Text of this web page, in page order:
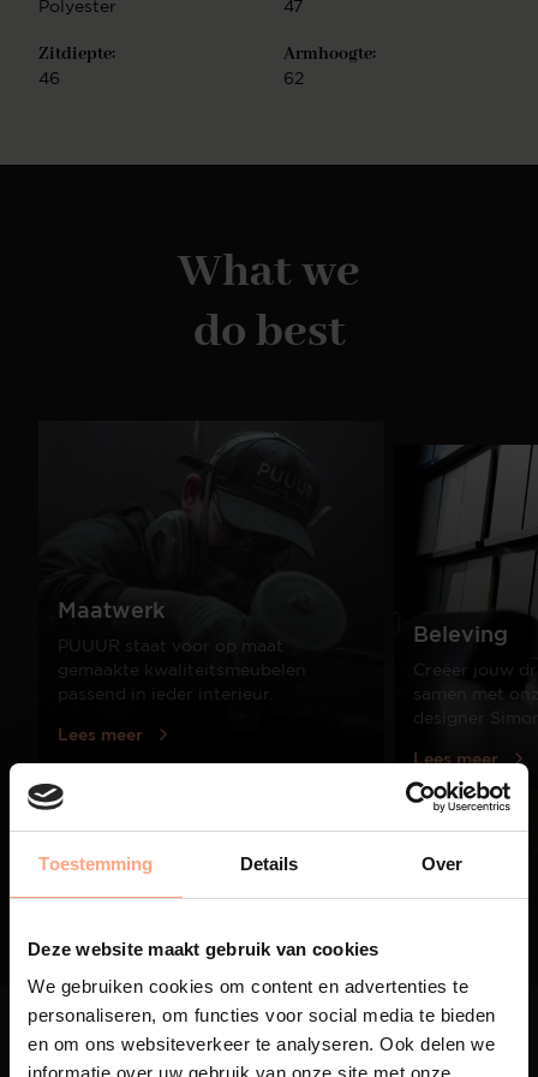
Toestemming Details Over
Deze website maakt gebruik van cookies
We gebruiken cookies om content en advertenties te
personaliseren, om functies voor social media te bieden
en om ons websiteverkeer te analyseren. Ook delen we
informatie over uw gebruik van onze site met onze
Polyester 47
Zitdiepte:
46
Armhoogte:
62
What we
do best
Maatwerk
PUUUR staat voor op maat
gemaakte kwaliteitsmeubelen
passend in ieder interieur.
Lees meer
Beleving
Creëer jouw
samen met
designer
Lees meer